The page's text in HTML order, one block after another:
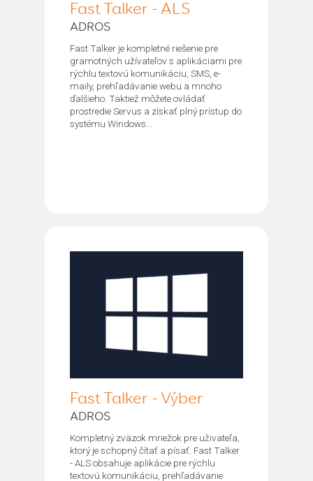
Fast Talker - ALS
ADROS
Fast Talker je kompletné riešenie pre
gramotných užívateľov s aplikáciami pre
rýchlu textovú komunikáciu, SMS, e-
maily, prehľadávanie webu a mnoho
ďalšieho. Taktiež môžete ovládať
prostredie Servus a získať plný prístup do
systému Windows...
Fast Talker - Výber
ADROS
Kompletný zväzok mriežok pre uživateľa,
ktorý je schopný čítať a písať. Fast Talker
- ALS obsahuje aplikácie pre rýchlu
textovú komunikáciu, prehľadávanie